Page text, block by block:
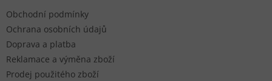
Obchodní podmínky
Ochrana osobních údajů
Doprava a platba
Reklamace a výměna zboží
Prodej použitého zboží